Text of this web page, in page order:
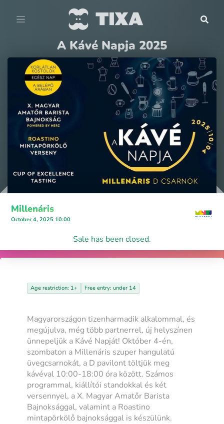
A Kávé Napja 2025
Millenáris
October 4, 2025 10:00
Sale has been closed.
Age restriction: 1+ Free entry: under 14
Magyarországon tizenharmadik alkalommal, és
megújulva, még több partnerrel, új helyszínen
ünnepeljük a Kávé Napját! Október 4-én,
szombaton a Millenáris szuper hangulatú
üvegcsarnokát, a D pavilont töltjük meg
kávéval 10:00-18:00 óra között. Számos
programmal, kiállítói standokkal és két
versennyel, a X. Magyar Amatőr Barista
Bajnoksággal, valamint a Roastino
mintapörkölő bajnoksággal is készülünk.